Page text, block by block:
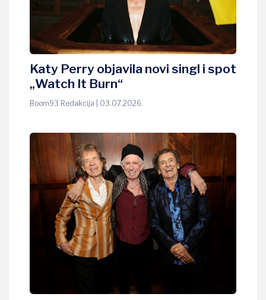
Katy Perry objavila novi singl i spot
„Watch It Burn“
Boom93 Redakcija | 03.07.2026.